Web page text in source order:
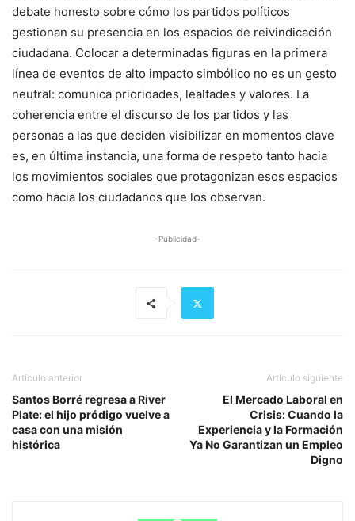
debate honesto sobre cómo los partidos políticos
gestionan su presencia en los espacios de reivindicación
ciudadana. Colocar a determinadas figuras en la primera
línea de eventos de alto impacto simbólico no es un gesto
neutral: comunica prioridades, lealtades y valores. La
coherencia entre el discurso de los partidos y las
personas a las que deciden visibilizar en momentos clave
es, en última instancia, una forma de respeto tanto hacia
los movimientos sociales que protagonizan esos espacios
como hacia los ciudadanos que los observan.
-Publicidad-
Artículo anterior
Santos Borré regresa a River
Plate: el hijo pródigo vuelve a
casa con una misión
histórica
Artículo siguiente
El Mercado Laboral en
Crisis: Cuando la
Experiencia y la Formación
Ya No Garantizan un Empleo
Digno